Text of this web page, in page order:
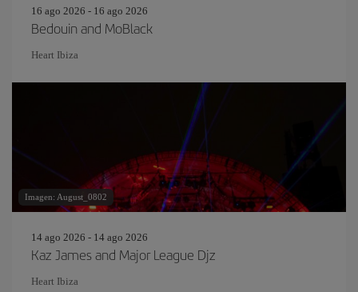
16 ago 2026 - 16 ago 2026
Bedouin and MoBlack
Heart Ibiza
Imagen: August_0802
14 ago 2026 - 14 ago 2026
Kaz James and Major League Djz
Heart Ibiza